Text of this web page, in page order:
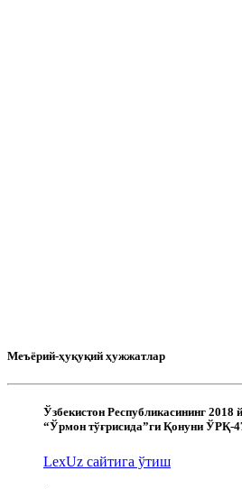
Меъёрий-ҳуқуқий ҳужжатлар
Ўзбекистон Республикасининг 2018
“Ўрмон тўғрисида”ги Қонуни ЎРҚ-
LexUz сайтига ўтиш